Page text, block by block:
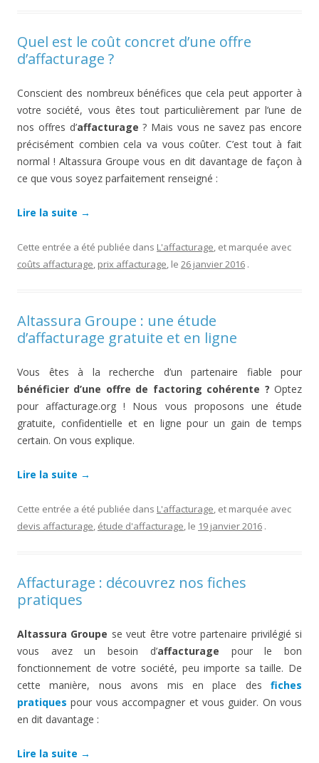
Quel est le coût concret d’une offre
d’affacturage ?
Conscient des nombreux bénéfices que cela peut apporter à
votre société, vous êtes tout particulièrement par l’une de
nos offres d’affacturage ? Mais vous ne savez pas encore
précisément combien cela va vous coûter. C’est tout à fait
normal ! Altassura Groupe vous en dit davantage de façon à
ce que vous soyez parfaitement renseigné :
Lire la suite →
Cette entrée a été publiée dans L'affacturage, et marquée avec
coûts affacturage, prix affacturage, le 26 janvier 2016 .
Altassura Groupe : une étude
d’affacturage gratuite et en ligne
Vous êtes à la recherche d’un partenaire fiable pour
bénéficier d’une offre de factoring cohérente ? Optez
pour affacturage.org ! Nous vous proposons une étude
gratuite, confidentielle et en ligne pour un gain de temps
certain. On vous explique.
Lire la suite →
Cette entrée a été publiée dans L'affacturage, et marquée avec
devis affacturage, étude d'affacturage, le 19 janvier 2016 .
Affacturage : découvrez nos fiches
pratiques
Altassura Groupe se veut être votre partenaire privilégié si
vous avez un besoin d’affacturage pour le bon
fonctionnement de votre société, peu importe sa taille. De
cette manière, nous avons mis en place des fiches
pratiques pour vous accompagner et vous guider. On vous
en dit davantage :
Lire la suite →